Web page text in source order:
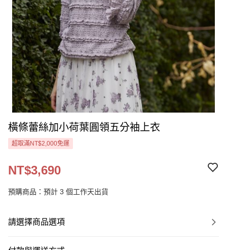
橫條蕾絲加小荷葉圓領五分袖上衣
超取滿NT$2,000免運
NT$3,690
預購商品：預計 3 個工作天出貨
請選擇商品選項